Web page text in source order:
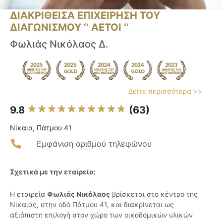
ΔΙΑΚΡΙΘΕΙΣΑ ΕΠΙΧΕΙΡΗΣΗ ΤΟΥ
ΔΙΑΓΩΝΙΣΜΟΥ ‘’ ΑΕΤΟΙ ‘’
Φωλιάς Νικόλαος Δ.
Δείτε περισσότερα >>
9.8 (63)
Νίκαια, Πάτμου 41
Εμφάνιση αριθμού τηλεφώνου
Σχετικά με την εταιρεία:
Η εταιρεία Φωλιάς Νικόλαος βρίσκεται στο κέντρο της
Νίκαιας, στην οδό Πάτμου 41, και διακρίνεται ως
αξιόπιστη επιλογή στον χώρο των οικοδομικών υλικών